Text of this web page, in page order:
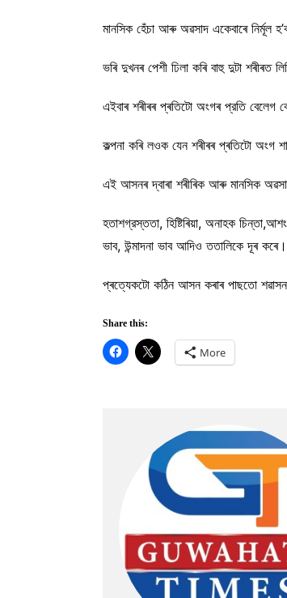
মানসিক হেঁচা আৰু অৱসাদ একেবাৰে নিৰ্মূল
ভৰি দুখনৰ পেশী ঢিলা কৰি বাহু দুটা শৰীৰত
এইবাৰ শৰীৰৰ প্ৰতিটো অংগৰ প্রতি
কল্পনা কৰি লওক যেন শৰীৰৰ প্ৰতিটো অংগ
এই আসনৰ দ্বাৰা শৰীৰিক আৰু মানসিক
হতাশগ্রস্ততা, হিষ্টিৰিয়া, অনাহক
ভাব, উন্মাদনা ভাব আদিও ততালিকে দূৰ কৰে।
প্ৰত্যেকটো কঠিন আসন কৰাৰ পাছতো
Share this:
More